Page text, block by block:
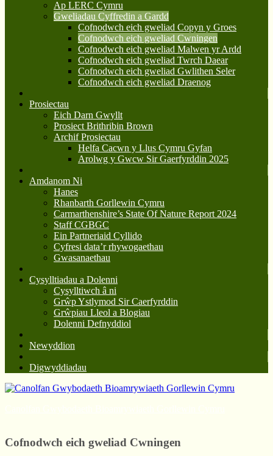
Ap LERC Cymru
Gweliadau Cyffredin a Gardd
Cofnodwch eich gweliad Copyn y Groes
Cofnodwch eich gweliad Cwningen
Cofnodwch eich gweliad Malwen yr Ardd
Cofnodwch eich gweliad Twrch Daear
Cofnodwch eich gweliad Gwlithen Seler
Cofnodwch eich gweliad Draenog
Prosiectau
Eich Darn Gwyllt
Prosiect Brithribin Brown
Archif Prosiectau
Helfa Cacwn y Llus Cymru Gyfan
Arolwg y Gwcw Sir Gaerfyrddin 2025
Amdanom Ni
Hanes
Rhanbarth Gorllewin Cymru
Carmarthenshire’s State Of Nature Report 2024
Staff CGBGC
Ein Partneriaid Cyllido
Cyfresi data’r rhywogaethau
Gwasanaethau
Cysylltiadau a Dolenni
Cysylltiwch â ni
Grŵp Ystlymod Sir Caerfyrddin
Grŵpiau Lleol a Blogiau
Dolenni Defnyddiol
Newyddion
Digwyddiadau
Cofnodwch eich gweliad Cwningen